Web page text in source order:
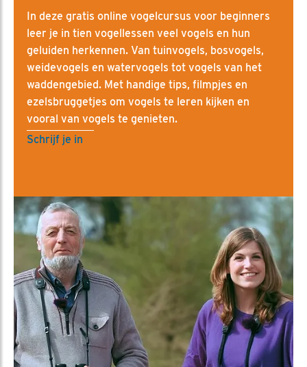
In deze gratis online vogelcursus voor beginners
leer je in tien vogellessen veel vogels en hun
geluiden herkennen. Van tuinvogels, bosvogels,
weidevogels en watervogels tot vogels van het
waddengebied. Met handige tips, filmpjes en
ezelsbruggetjes om vogels te leren kijken en
vooral van vogels te genieten.
Schrijf je in